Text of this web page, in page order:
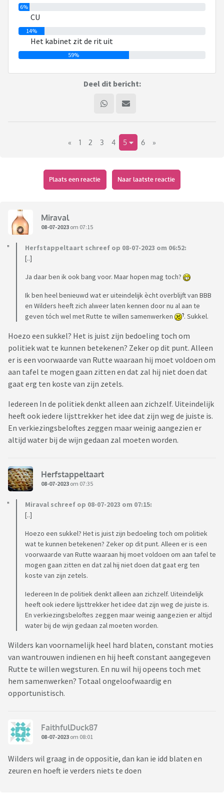
6%
CU
14%
Het kabinet zit de rit uit
59%
Deel dit bericht:
« 1 2 3 4 5 6 »
Plaats een reactie Naar laatste reactie
Miraval
08-07-2023 om 07:15
Herfstappeltaart schreef op 08-07-2023 om 06:52:
[..]
Ja daar ben ik ook bang voor. Maar hopen mag toch?
Ik ben heel benieuwd wat er uiteindelijk ècht overblijft van BBB
en Wilders heeft zich alweer laten kennen door nu al aan te
geven tóch wel met Rutte te willen samenwerken
. Sukkel.
Hoezo een sukkel? Het is juist zijn bedoeling toch om
politiek wat te kunnen betekenen? Zeker op dit punt. Alleen
er is een voorwaarde van Rutte waaraan hij moet voldoen om
aan tafel te mogen gaan zitten en dat zal hij niet doen dat
gaat erg ten koste van zijn zetels.
Iedereen In de politiek denkt alleen aan zichzelf. Uiteindelijk
heeft ook iedere lijsttrekker het idee dat zijn weg de juiste is.
En verkiezingsbeloftes zeggen maar weinig aangezien er
altijd water bij de wijn gedaan zal moeten worden.
Herfstappeltaart
08-07-2023 om 07:35
Miraval schreef op 08-07-2023 om 07:15:
[..]
Hoezo een sukkel? Het is juist zijn bedoeling toch om politiek
wat te kunnen betekenen? Zeker op dit punt. Alleen er is een
voorwaarde van Rutte waaraan hij moet voldoen om aan tafel te
mogen gaan zitten en dat zal hij niet doen dat gaat erg ten
koste van zijn zetels.
Iedereen In de politiek denkt alleen aan zichzelf. Uiteindelijk
heeft ook iedere lijsttrekker het idee dat zijn weg de juiste is.
En verkiezingsbeloftes zeggen maar weinig aangezien er altijd
water bij de wijn gedaan zal moeten worden.
Wilders kan voornamelijk heel hard blaten, constant moties
van wantrouwen indienen en hij heeft constant aangegeven
Rutte te willen wegsturen. En nu wil hij opeens toch met
hem samenwerken? Totaal ongeloofwaardig en
opportunistisch.
FaithfulDuck87
08-07-2023 om 08:01
Wilders wil graag in de oppositie, dan kan ie idd blaten en
zeuren en hoeft ie verders niets te doen